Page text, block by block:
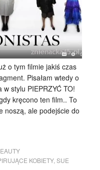
o tym filmie jakiś czas
Pisałam wtedy o
stylu PIEPRZYĆ TO!
kręcono ten film.. To
noszą, ale podejście do
KOBIETY, SUE